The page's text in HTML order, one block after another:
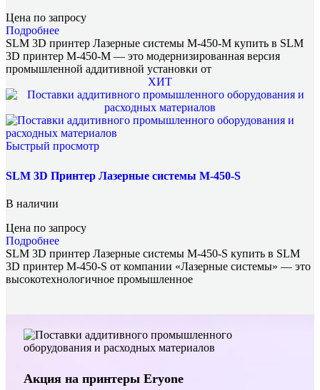
Цена по запросу
Подробнее
SLM 3D принтер Лазерные системы M-450-M купить в SLM
3D принтер M-450-M — это модернизированная версия
промышленной аддитивной установки от
ХИТ
Быстрый просмотр
SLM 3D Принтер Лазерные системы М-450-S
В наличии
Цена по запросу
Подробнее
SLM 3D принтер Лазерные системы М-450-S купить в SLM
3D принтер М-450-S от компании «Лазерные системы» — это
высокотехнологичное промышленное
Акция на принтеры Eryone